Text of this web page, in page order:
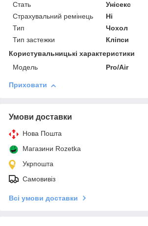
Стать
Унісекс
Страхувальний ремінець
Ні
Тип
Чохол
Тип застежки
Кліпси
Користувальницькі характеристики
Мoдель
Pro/Air
Приховати
Умови доставки
Нова Пошта
Магазини Rozetka
Укрпошта
Самовивіз
Всі умови доставки